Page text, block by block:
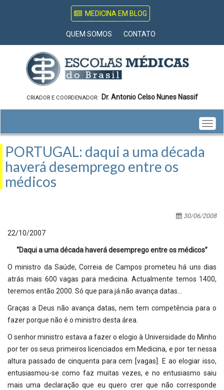
MEDICINA EM BLOG
QUEM SOMOS CONTATO
CRIADOR E COORDENADOR: Dr. Antonio Celso Nunes Nassif
PORTUGAL: daqui a uma década
haverá desemprego entre os
médicos
30/06/2008
22/10/2007
“Daqui a uma década haverá desemprego entre os médicos”
O ministro da Saúde, Correia de Campos prometeu há uns dias
atrás mais 600 vagas para medicina. Actualmente temos 1400,
teremos então 2000. Só que para já não avança datas…
Graças a Deus não avança datas, nem tem competência para o
fazer porque não é o ministro desta área.
O senhor ministro estava a fazer o elogio à Universidade do Minho
por ter os seus primeiros licenciados em Medicina, e por ter nessa
altura passado de cinquenta para cem [vagas]. E ao elogiar isso,
entusiasmou-se como faz muitas vezes, e no entusiasmo saiu
mais uma declaração que eu quero crer que não corresponde